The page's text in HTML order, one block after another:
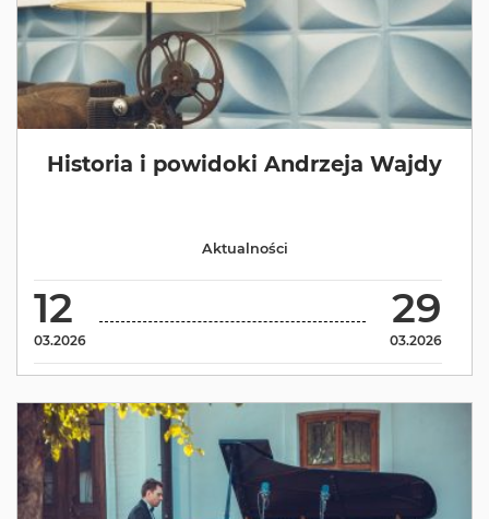
Historia i powidoki Andrzeja Wajdy
12
03.2026
29
03.2026
Aktualności